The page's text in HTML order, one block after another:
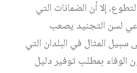
إلا أن الضمانات التي
لسن التجنيد يصعب
سبيل المثال في البلدان التي
الوفاء بمطلب توفير دليل